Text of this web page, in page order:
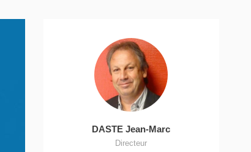
DASTE Jean-Marc
Directeur